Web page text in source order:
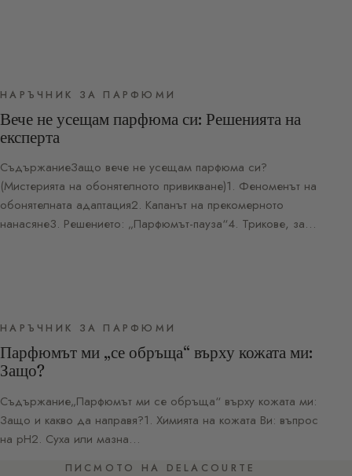
НАРЪЧНИК ЗА ПАРФЮМИ
Вече не усещам парфюма си: Решенията на
експерта
СъдържаниеЗащо вече не усещам парфюма си?
(Мистерията на обонятелното привикване)1. Феноменът на
обонятелната адаптация2. Капанът на прекомерното
нанасяне3. Решението: „Парфюмът-пауза“4. Трикове, за…
НАРЪЧНИК ЗА ПАРФЮМИ
Парфюмът ми „се обръща“ върху кожата ми:
Защо?
Съдържание„Парфюмът ми се обръща“ върху кожата ми:
Защо и какво да направя?1. Химията на кожата Ви: въпрос
на pH2. Суха или мазна…
ПИСМОТО НА DELACOURTE